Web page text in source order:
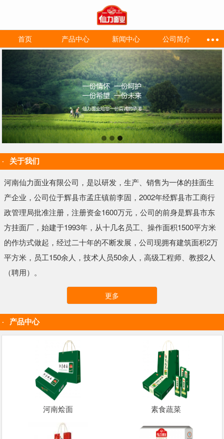
首页 产品中心 新闻中心 公司简介
关于我们
河南仙力面业有限公司，是以研发，生产、销售为一体的挂面生
产企业，公司位于辉县市孟庄镇前李固，2002年经辉县市工商行
政管理局批准注册，注册资金1600万元，公司的前身是辉县市东
方挂面厂，始建于1993年，从十几名员工、操作面积1500平方米
的作坊式做起，经过二十年的不断发展，公司现拥有建筑面积2万
平方米，员工150余人，技术人员50余人，高级工程师、教授2人
（聘用）。
更多
产品中心
河南烩面 素食蔬菜